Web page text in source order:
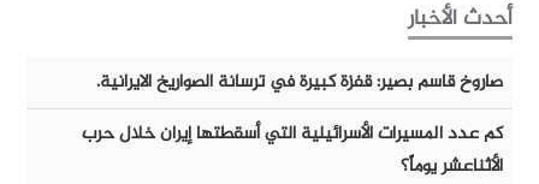
أحدث الأخبار
صاروخ قاسم بصير: قفزة كبيرة في ترسانة الصواريخ الايرانية.
كم عدد المسيرات الأسرائيلية التي أسقطتها إيران خلال حرب
الأثناعشر يوماً؟